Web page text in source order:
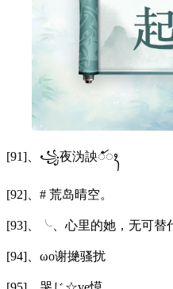
[91]、꧁夜沩詇ꦀꦁꦂꦃ
[92]、# 荒岛晴空。
[93]、╰、心里的她，无可替
[94]、ωo谢撧骚扰